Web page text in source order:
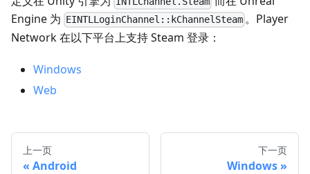
Engine 为
EINTLLoginChannel::kChannelSteam 。Player
Network 在以下平台上支持 Steam 登录：
Windows
Web
上一页
Android
下一页
Windows